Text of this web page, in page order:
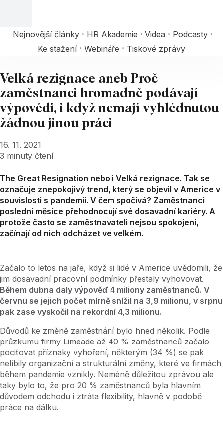
Nejnovější články HR Akademie Videa
Podcasty
Ke stažení
Webináře Tiskové zprávy
Velká rezignace aneb Proč
zaměstnanci hromadně podávají
výpovědi, i když nemají vyhlédnutou
žádnou jinou práci
16. 11. 2021
3 minuty čtení
The Great Resignation neboli Velká rezignace. Tak se
označuje znepokojivý trend, který se objevil v Americe v
souvislosti s pandemií. V čem spočívá? Zaměstnanci
poslední měsíce přehodnocují své dosavadní kariéry. A
protože často se zaměstnavateli nejsou spokojeni,
začínají od nich odcházet ve velkém.
Začalo to letos na jaře, když si lidé v Americe uvědomili, že
jim dosavadní pracovní podmínky přestaly vyhovovat.
Během dubna daly výpověď 4 miliony zaměstnanců. V
červnu se jejich počet mírně snížil na 3,9 milionu, v srpnu
pak zase vyskočil na rekordní 4,3 milionu.
Důvodů ke změně zaměstnání bylo hned několik. Podle
průzkumu firmy Limeade až 40 % zaměstnanců začalo
pociťovat příznaky vyhoření, některým (34 %) se pak
nelíbily organizační a strukturální změny, které ve firmách
během pandemie vznikly. Neméně důležitou zprávou ale
taky bylo to, že pro 20 % zaměstnanců byla hlavním
důvodem odchodu i ztráta flexibility, hlavně v podobě
práce na dálku.